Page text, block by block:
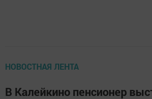
НОВОСТНАЯ ЛЕНТА
В Калейкино пенсионер